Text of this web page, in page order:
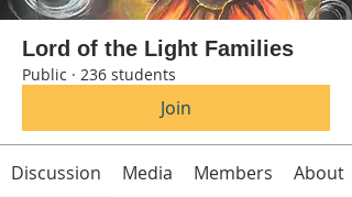
Lord of the Light Families
Public · 236 students
Join
Discussion Media Members About